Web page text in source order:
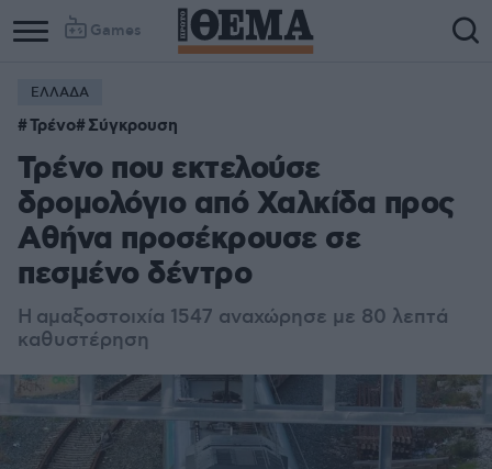
Games
ΕΛΛΑΔΑ
Τρένο Σύγκρουση
Τρένο που εκτελούσε
δρομολόγιο από Χαλκίδα προς
Αθήνα προσέκρουσε σε
πεσμένο δέντρο
Η αμαξοστοιχία 1547 αναχώρησε με 80 λεπτά
καθυστέρηση